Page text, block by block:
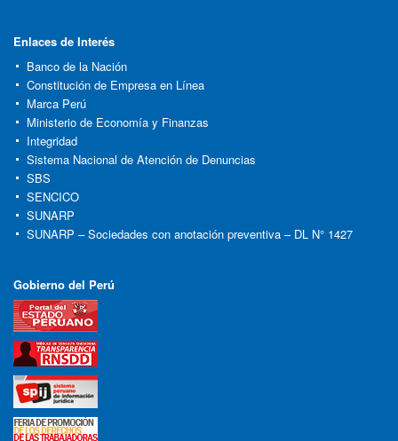
Enlaces de Interés
Banco de la Nación
Constitución de Empresa en Línea
Marca Perú
Ministerio de Economía y Finanzas
Integridad
Sistema Nacional de Atención de Denuncias
SBS
SENCICO
SUNARP
SUNARP – Sociedades con anotación preventiva – DL N° 1427
Gobierno del Perú